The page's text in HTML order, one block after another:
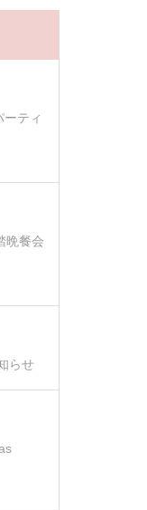
ティ
晩餐会
らせ